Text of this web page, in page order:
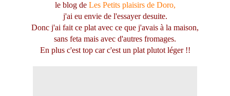
le blog de Les Petits plaisirs de Doro,
j'ai eu envie de l'essayer desuite.
Donc j'ai fait ce plat avec ce que j'avais à la maison,
sans feta mais avec d'autres fromages.
En plus c'est top car c'est un plat plutot léger !!